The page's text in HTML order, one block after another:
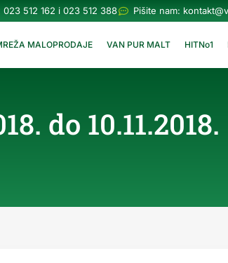
023 512 162 i 023 512 388 Pišite nam:
MALOPRODAJE VAN PUR MALT HITNo1
do 10.11.2018.